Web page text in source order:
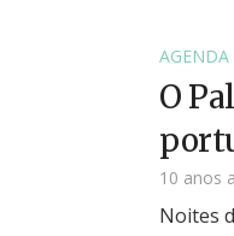
AGENDA
O
10 anos
Noites